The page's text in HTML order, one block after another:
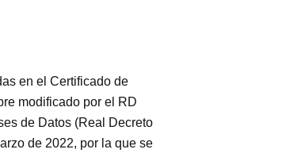
en el Certificado de
modificado por el RD
de Datos (Real Decreto
de 2022, por la que se